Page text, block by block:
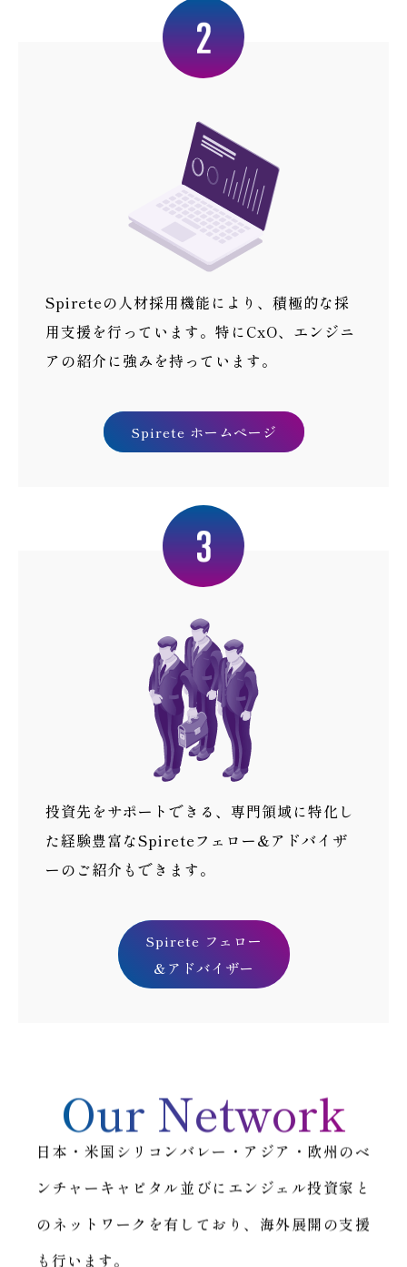
Spireteの人材採用機能により、積極的な採
用支援を行っています。特にCxO、エンジニ
アの紹介に強みを持っています。
Spirete ホームページ
投資先をサポートできる、専門領域に特化し
た経験豊富なSpireteフェロー&アドバイザ
ーのご紹介もできます。
Spirete フェロー
＆アドバイザー
Our Network
日本・米国シリコンバレー・アジア・欧州のベ
ンチャーキャピタル並びにエンジェル投資家と
のネットワークを有しており、海外展開の支援
も行います。